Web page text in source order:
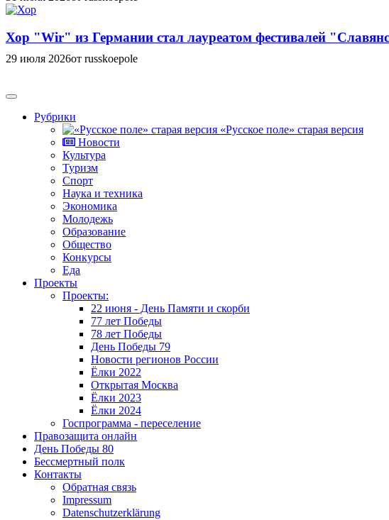
Хор "Wir" из Германии стал лауреатом фестивалей
29 июля 2026от russkoepole
Рубрики
«Русское поле» старая версия
Новости
Культура
Туризм
Спорт
Наука и техника
Экономика
Молодежь
Образование
Общество
Конкурсы
Еда
Проекты
Проекты:
22 июня - День Памяти и скорби
77 лет Победы
78 лет Победы
День Победы 79
Новости регионов России
Ёлки 2022
Открытая Москва
Ёлки 2023
Ёлки 2024
Госпрограмма - переселение
Правозащита онлайн
День Победы 80
Бессмертный полк
Контакты
Обратная связь
Impressum
Datenschutzerklärung